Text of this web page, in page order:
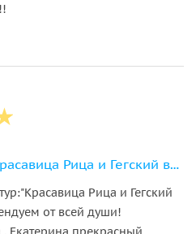
Авторский джип-тур: «Красавица Рица и Гегский водопад»
Рица и Гегский
от всей души!